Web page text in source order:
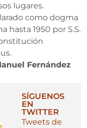
lugares.
como dogma
hasta 1950 por S.S.
Fernández
SÍGUENOS
EN
TWITTER
Tweets de